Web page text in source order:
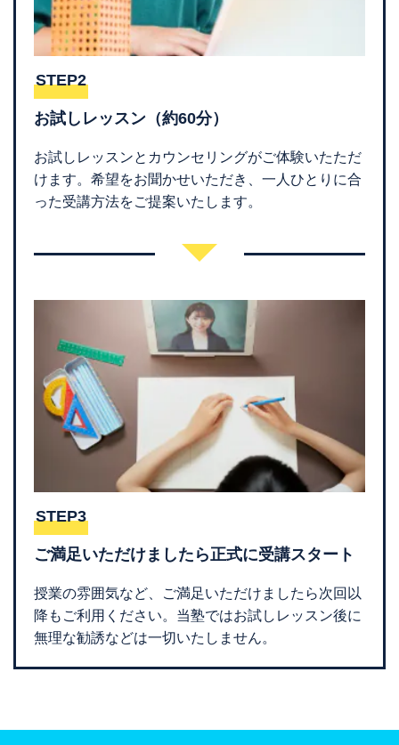
STEP2
お試しレッスン（約60分）
お試しレッスンとカウンセリングがご体験いたただ
けます。希望をお聞かせいただき、一人ひとりに合
った受講方法をご提案いたします。
STEP3
ご満足いただけましたら正式に受講スタート
授業の雰囲気など、ご満足いただけましたら次回以
降もご利用ください。当塾ではお試しレッスン後に
無理な勧誘などは一切いたしません。